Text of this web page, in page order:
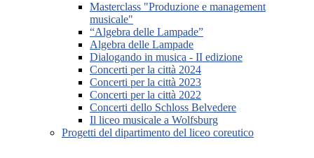
Masterclass "Produzione e management
musicale"
“Algebra delle Lampade”
Algebra delle Lampade
Dialogando in musica - II edizione
Concerti per la città 2024
Concerti per la città 2023
Concerti per la città 2022
Concerti dello Schloss Belvedere
Il liceo musicale a Wolfsburg
Progetti del dipartimento del liceo coreutico